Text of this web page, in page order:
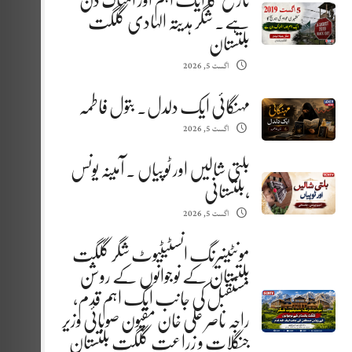
ہے. شگر ہدیتہ الہادی گلگت
بلتستان
اگست 5, 2026
مہنگائی ایک دلدل. بتول فاطمہ
اگست 5, 2026
بلتی شالیں اور ٹوپیاں . آمینہ یونس
،بلتستانی
اگست 5, 2026
مونٹینیرنگ انسٹیٹیوٹ شگر گلگت
بلتستان کے نوجوانوں کے روشن
مستقبل کی جانب ایک اہم قدم،
راجہ ناصر علی خان مقپون صوبائی وزیر
جنگلات و زراعت گلگت بلتستان